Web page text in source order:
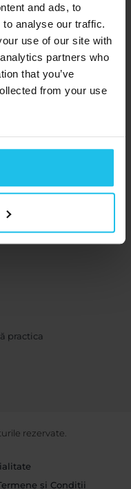
and ads, to
analyse our traffic.
use of our site with
partners who
that you’ve
from your use
practica
rezervate.
și Condiții